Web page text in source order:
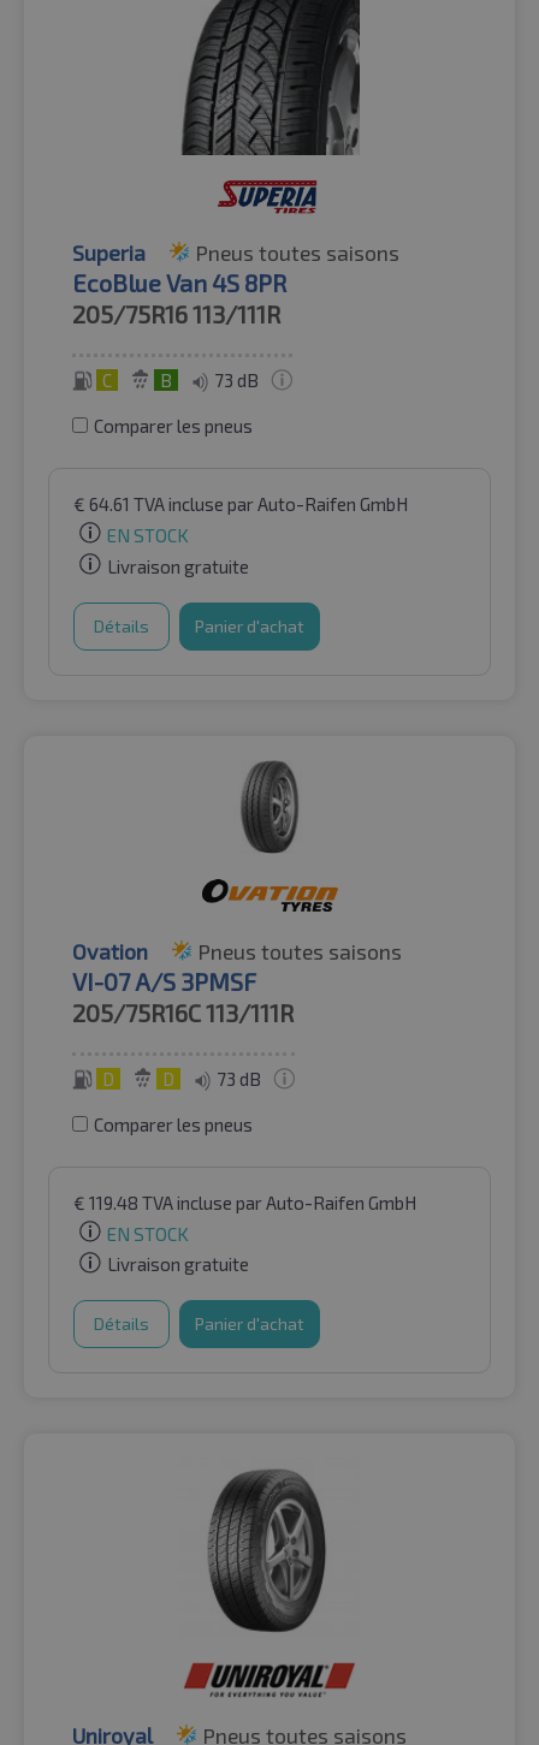
Superia Pneus toutes saisons
EcoBlue Van 4S 8PR
205/75R16113/111R
C B 73 dB
Comparer les pneus
€ 64.61 TVA incluse par Auto-Raifen GmbH
EN STOCK
Livraison gratuite
Détails Panier d'achat
Ovation Pneus toutes saisons
VI-07 A/S 3PMSF
205/75R16C113/111R
D D 73 dB
Comparer les pneus
€ 119.48 TVA incluse par Auto-Raifen GmbH
EN STOCK
Livraison gratuite
Détails Panier d'achat
Uniroyal Pneus toutes saisons